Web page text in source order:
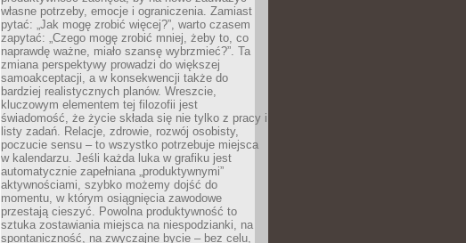
własne potrzeby, emocje i ograniczenia. Zamiast
pytać: „Jak mogę zrobić więcej?”, warto czasem
zapytać: „Czego mogę zrobić mniej, żeby to, co
naprawdę ważne, miało szansę wybrzmieć?”. Ta
zmiana perspektywy prowadzi do większej
samoakceptacji, a w konsekwencji także do
bardziej realistycznych planów. Wreszcie,
kluczowym elementem tej filozofii jest
świadomość, że życie składa się nie tylko z pracy i
listy zadań. Relacje, zdrowie, rozwój osobisty,
poczucie sensu – to wszystko potrzebuje miejsca
w kalendarzu. Jeśli każda luka w grafiku jest
automatycznie zapełniana „produktywnymi”
aktywnościami, szybko możemy dojść do
momentu, w którym osiągnięcia zawodowe
przestają cieszyć. Powolna produktywność to
sztuka zostawiania miejsca na niespodzianki, na
spontaniczność, na zwyczajne bycie – bez celu,